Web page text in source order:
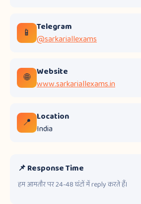
📱
Telegram
@sarkariallexams
🌐 Website
www.sarkariallexams.in
📍 Location
India
📌 Response Time
हम आमतौर पर 24-48 घंटों में reply करते हैं।